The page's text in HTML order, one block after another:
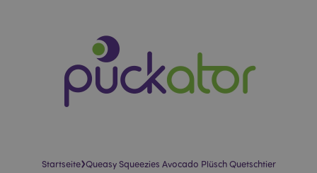
Startseite›Queasy Squeezies Avocado Plüsch Quetschtier